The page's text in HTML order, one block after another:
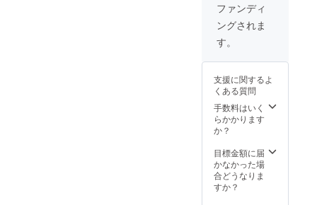
ファンディ
ングされま
す。
支援に関するよ
くある質問
手数料はいく
らかかります
か？
目標金額に届
かなかった場
合どうなりま
すか？